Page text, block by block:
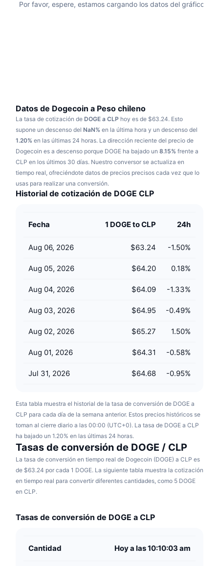
Tendencias
Finanzas
Tecnología
Próximas ventas
ETF de criptomonedas
RSI
MACD
Derivados
Vista general
Vídeos
Glosario
Campañas
Airdrops
Calendarios
Calendario de ICO
Calendario de eventos
Por favor, espere, estamos cargando los datos del gráfico
Datos de Dogecoin a Peso chileno
La tasa de cotización de DOGE a CLP hoy es de $63.24. Esto
supone un descenso del NaN% en la última hora y un descenso del
1.20% en las últimas 24 horas. La dirección reciente del precio de
Dogecoin es a descenso porque DOGE ha bajado un 8.15% frente a
CLP en los últimos 30 días. Nuestro conversor se actualiza en
tiempo real, ofreciéndote datos de precios precisos cada vez que lo
usas para realizar una conversión.
Historial de cotización de DOGE CLP
Fecha 1 DOGE to CLP 24h
Aug 06, 2026 $63.24 -1.50%
Aug 05, 2026 $64.20 0.18%
Aug 04, 2026 $64.09 -1.33%
Aug 03, 2026 $64.95 -0.49%
Aug 02, 2026 $65.27 1.50%
Aug 01, 2026 $64.31 -0.58%
Jul 31, 2026 $64.68 -0.95%
Esta tabla muestra el historial de la tasa de conversión de DOGE a
CLP para cada día de la semana anterior. Estos precios históricos se
toman al cierre diario a las 00:00 (UTC+0). La tasa de DOGE a CLP
ha bajado un 1.20% en las últimas 24 horas.
Tasas de conversión de DOGE / CLP
La tasa de conversión en tiempo real de Dogecoin (DOGE) a CLP es
de $63.24 por cada 1 DOGE. La siguiente tabla muestra la cotización
en tiempo real para convertir diferentes cantidades, como 5 DOGE
en CLP.
Tasas de conversión de DOGE a CLP
Cantidad Hoy a las 10:10:03 am